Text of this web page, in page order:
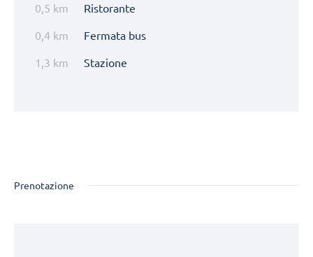
Ristorante
0,5 km
Fermata bus
0,4 km
Stazione
1,3 km
Prenotazione